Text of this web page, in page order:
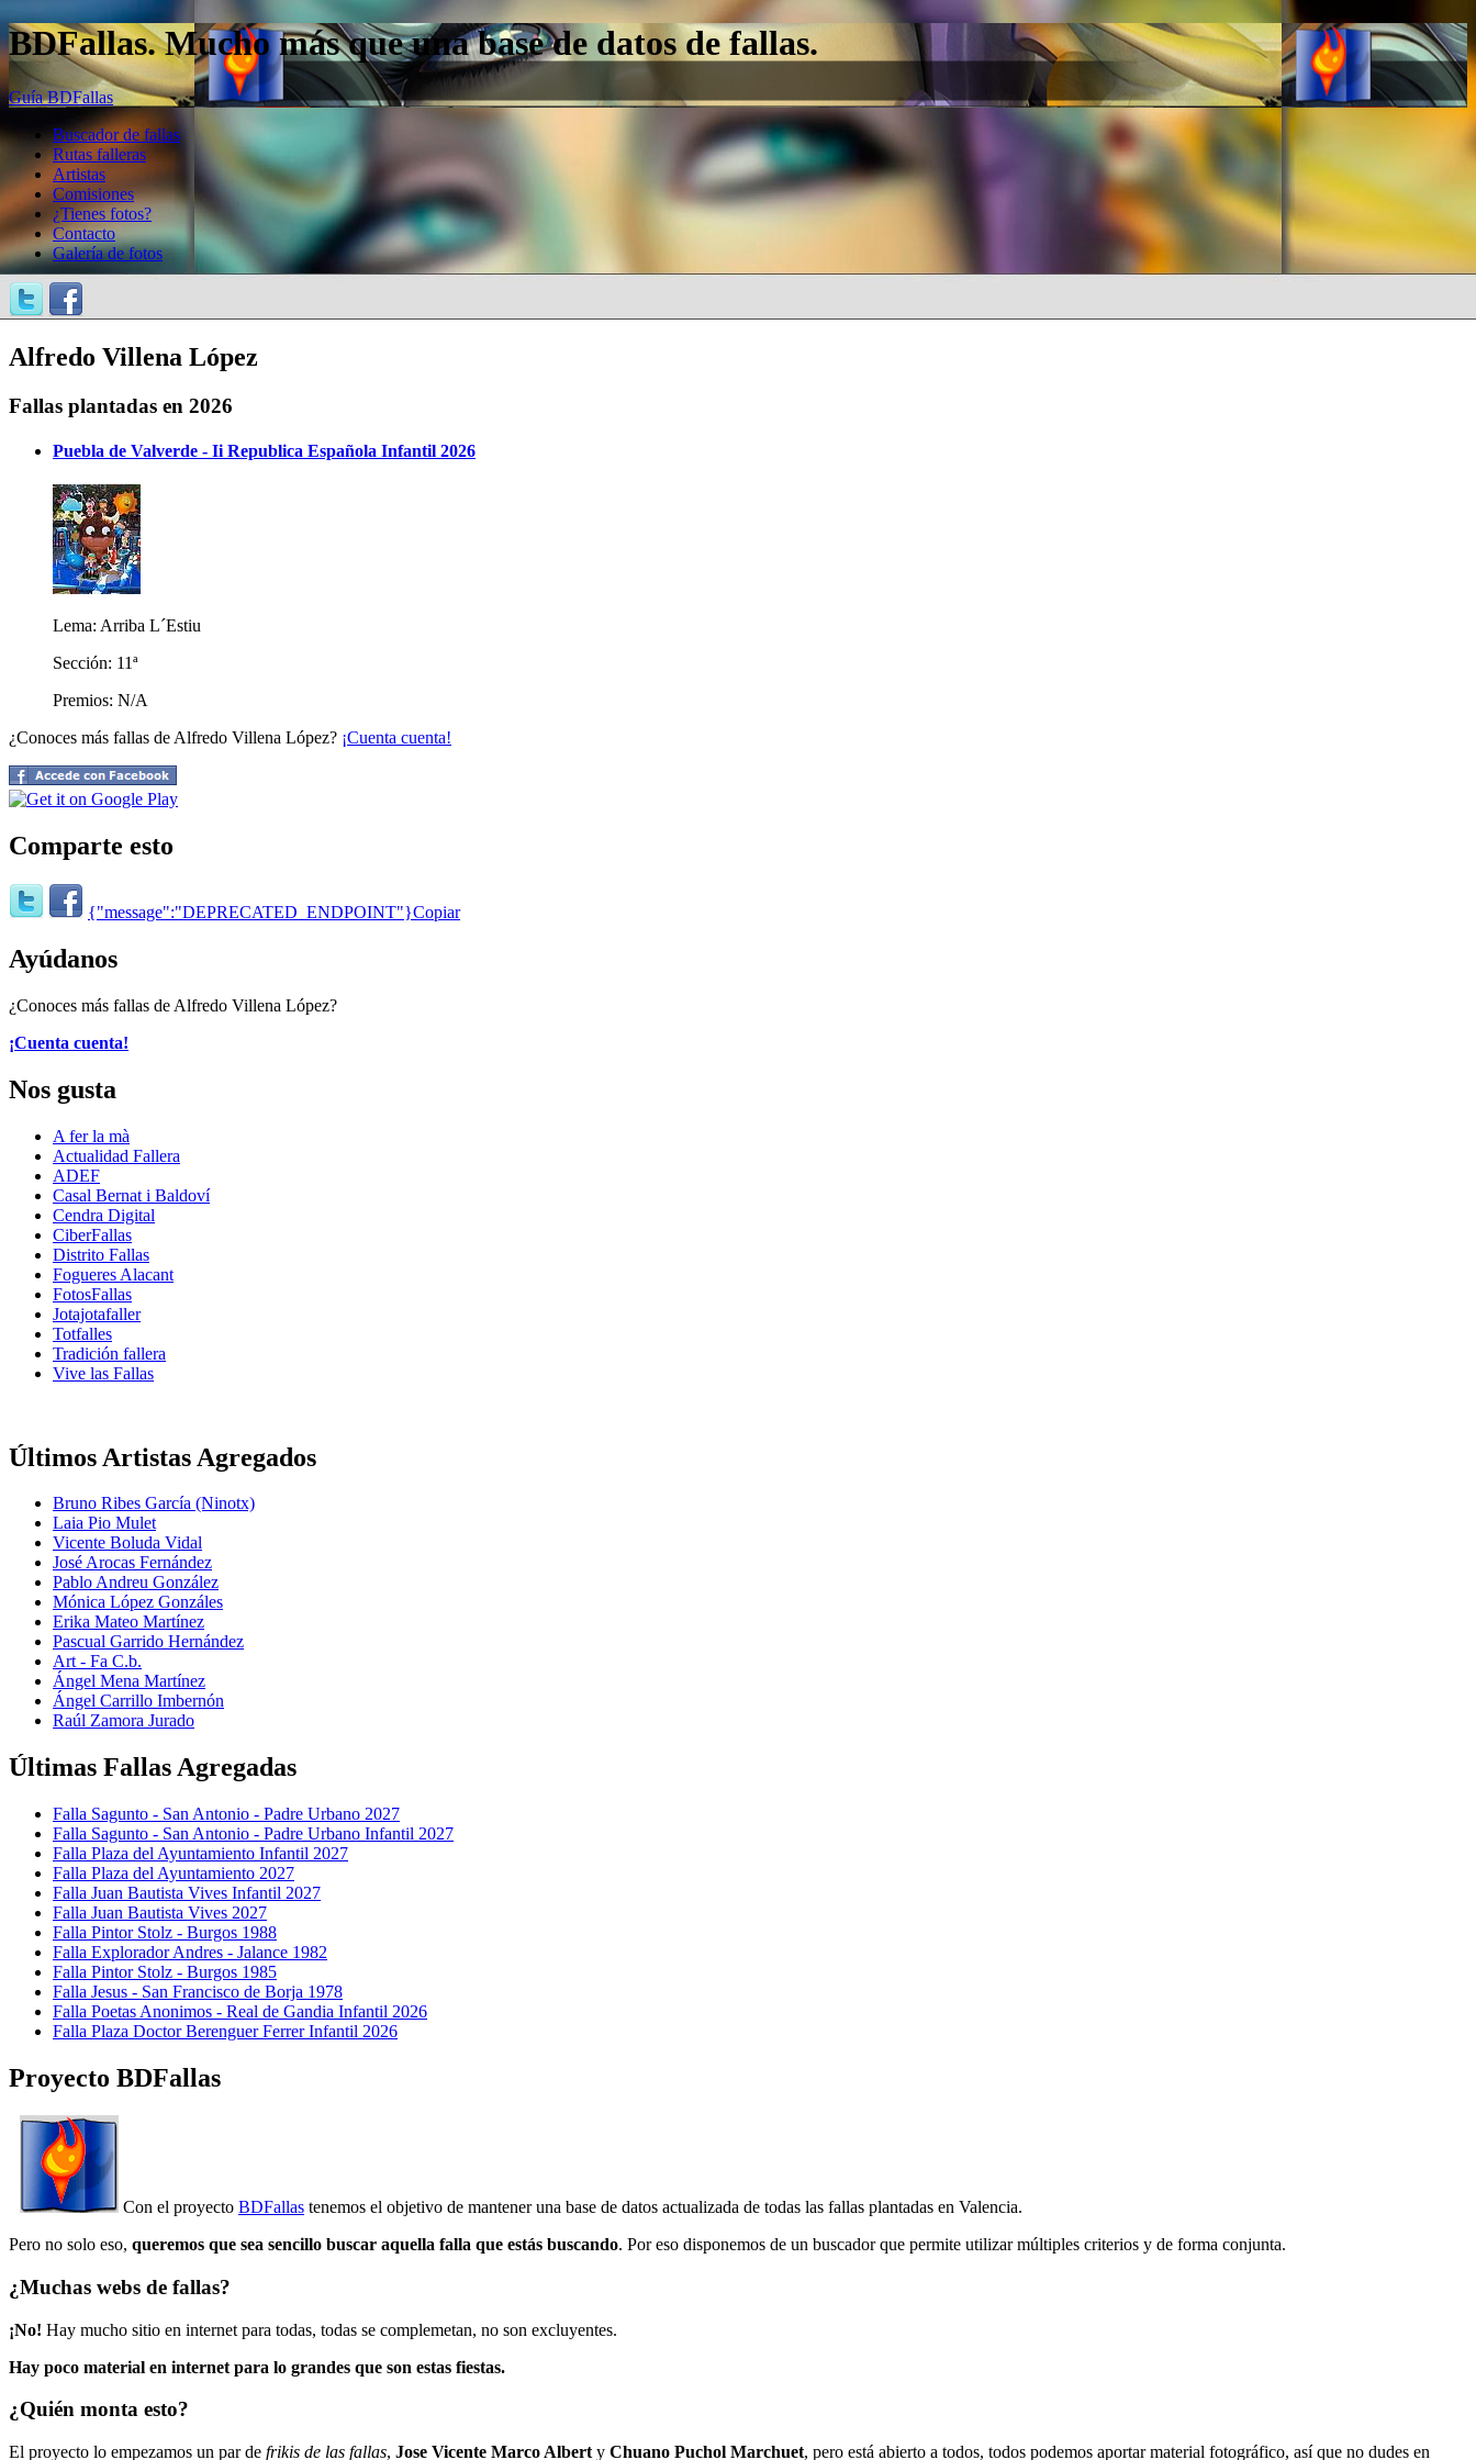
BDFallas. Mucho más que una base de datos de fallas.
Guía BDFallas
Buscador de fallas
Rutas falleras
Artistas
Comisiones
¿Tienes fotos?
Contacto
Galería de fotos
Alfredo Villena López
Fallas plantadas en 2026
Puebla de Valverde - Ii Republica Española Infantil 2026
Lema: Arriba L´Estiu
Sección: 11ª
Premios: N/A
¿Conoces más fallas de Alfredo Villena López? ¡Cuenta cuenta!
Comparte esto
{"message":"DEPRECATED_ENDPOINT"}Copiar
Ayúdanos
¿Conoces más fallas de Alfredo Villena López?
¡Cuenta cuenta!
Nos gusta
A fer la mà
Actualidad Fallera
ADEF
Casal Bernat i Baldoví
Cendra Digital
CiberFallas
Distrito Fallas
Fogueres Alacant
FotosFallas
Jotajotafaller
Totfalles
Tradición fallera
Vive las Fallas
Últimos Artistas Agregados
Bruno Ribes García (Ninotx)
Laia Pio Mulet
Vicente Boluda Vidal
José Arocas Fernández
Pablo Andreu González
Mónica López Gonzáles
Erika Mateo Martínez
Pascual Garrido Hernández
Art - Fa C.b.
Ángel Mena Martínez
Ángel Carrillo Imbernón
Raúl Zamora Jurado
Últimas Fallas Agregadas
Falla Sagunto - San Antonio - Padre Urbano 2027
Falla Sagunto - San Antonio - Padre Urbano Infantil 2027
Falla Plaza del Ayuntamiento Infantil 2027
Falla Plaza del Ayuntamiento 2027
Falla Juan Bautista Vives Infantil 2027
Falla Juan Bautista Vives 2027
Falla Pintor Stolz - Burgos 1988
Falla Explorador Andres - Jalance 1982
Falla Pintor Stolz - Burgos 1985
Falla Jesus - San Francisco de Borja 1978
Falla Poetas Anonimos - Real de Gandia Infantil 2026
Falla Plaza Doctor Berenguer Ferrer Infantil 2026
Proyecto BDFallas
Con el proyecto BDFallas tenemos el objetivo de mantener una base de datos actualizada de todas las fallas plantadas en Valencia.
Pero no solo eso, queremos que sea sencillo buscar aquella falla que estás buscando. Por eso disponemos de un buscador que permite utilizar múltiples criterios y de forma conjunta.
¿Muchas webs de fallas?
¡No! Hay mucho sitio en internet para todas, todas se complemetan, no son excluyentes.
Hay poco material en internet para lo grandes que son estas fiestas.
¿Quién monta esto?
El proyecto lo empezamos un par de frikis de las fallas, Jose Vicente Marco Albert y Chuano Puchol Marchuet, pero está abierto a todos, todos podemos aportar material fotográfico, así que no dudes en